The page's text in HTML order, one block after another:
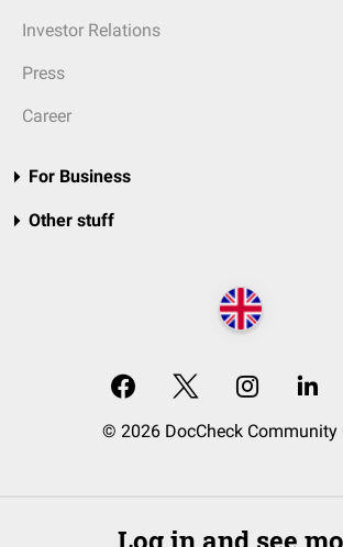
Investor Relations
Press
Career
For Business
Other stuff
© 2026 DocCheck Community
Log in and see